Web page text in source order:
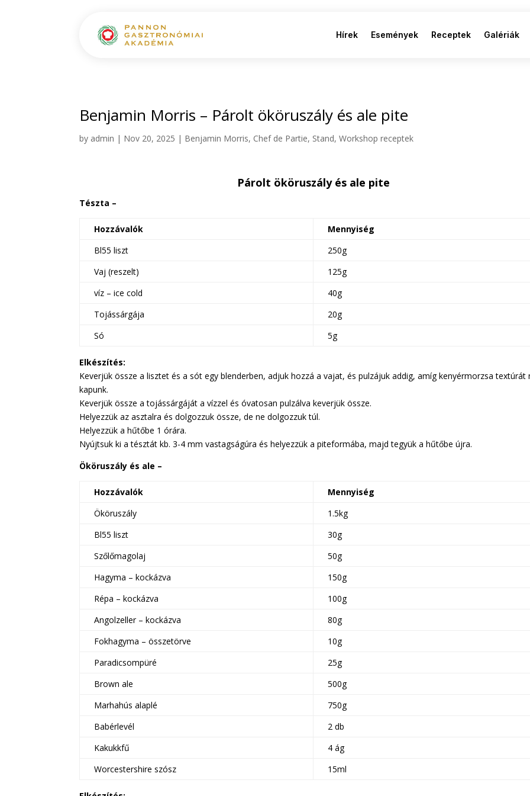
Hírek Események Receptek Galériák
Benjamin Morris – Párolt ököruszály és ale pite
by admin | Nov 20, 2025 | Benjamin Morris, Chef de Partie, Stand,Workshop receptek
Párolt ököruszály és ale pite
Tészta –
Hozzávalók
Mennyiség
Bl55 liszt
250g
Vaj (reszelt)
125g
víz – ice cold
40g
Tojássárgája
20g
Só
5g
Elkészítés:
Keverjük össze a lisztet és a sót egy blenderben, adjuk hozzá a vajat, és pulzájuk addig, amíg kenyérmorzsa textúrát
kapunk.
Keverjük össze a tojássárgáját a vízzel és óvatosan pulzálva keverjük össze.
Helyezzük az asztalra és dolgozzuk össze, de ne dolgozzuk túl.
Helyezzük a hűtőbe 1 órára.
Nyújtsuk ki a tésztát kb. 3-4 mm vastagságúra és helyezzük a piteformába, majd tegyük a hűtőbe újra.
Ököruszály és ale –
Hozzávalók
Mennyiség
Ököruszály
1.5kg
Bl55 liszt
30g
Szőlőmagolaj
50g
Hagyma – kockázva
150g
Répa – kockázva
100g
Angolzeller – kockázva
80g
Fokhagyma – összetörve
10g
Paradicsompüré
25g
Brown ale
500g
Marhahús alaplé
750g
Babérlevél
2 db
Kakukkfű
4 ág
Worcestershire szósz
15ml